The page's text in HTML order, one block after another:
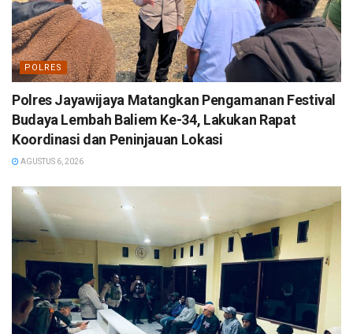
POLRES
Polres Jayawijaya Matangkan Pengamanan Festival
Budaya Lembah Baliem Ke-34, Lakukan Rapat
Koordinasi dan Peninjauan Lokasi
AGUSTUS 6, 2026